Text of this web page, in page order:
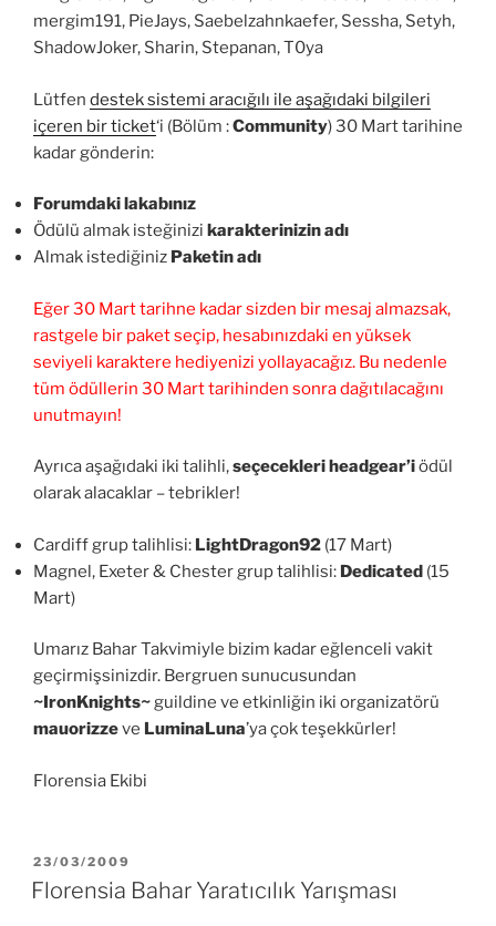
mergim191, PieJays, Saebelzahnkaefer, Sessha, Setyh,
ShadowJoker, Sharin, Stepanan, T0ya
Lütfen destek sistemi aracığılı ile aşağıdaki bilgileri
içeren bir ticket‘i (Bölüm :Community) 30 Mart tarihine
kadar gönderin:
Forumdaki lakabınız
Ödülü almak isteğinizi karakterinizin adı
Almak istediğiniz Paketin adı
Eğer 30 Mart tarihne kadar sizden bir mesaj almazsak,
rastgele bir paket seçip, hesabınızdaki en yüksek
seviyeli karaktere hediyenizi yollayacağız. Bu nedenle
tüm ödüllerin 30 Mart tarihinden sonra dağıtılacağını
unutmayın!
Ayrıca aşağıdaki iki talihli,seçecekleri headgear’iödül
olarak alacaklar – tebrikler!
Cardiff grup talihlisi: LightDragon92 (17 Mart)
Magnel, Exeter & Chester grup talihlisi: Dedicated (15
Mart)
Umarız Bahar Takvimiyle bizim kadar eğlenceli vakit
geçirmişsinizdir. Bergruen sunucusundan
~IronKnights~guildine ve etkinliğin iki organizatörü
mauorizzeve LuminaLuna’ya çok teşekkürler!
Florensia Ekibi
YAYIM
TARIHI
23/03/2009
Florensia Bahar Yaratıcılık Yarışması